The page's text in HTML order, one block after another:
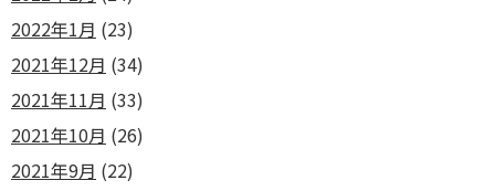
2022年1月 (23)
2021年12月 (34)
2021年11月 (33)
2021年10月 (26)
2021年9月 (22)